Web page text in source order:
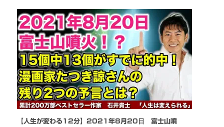
【人生が変わる12分】2021年8月20日 富士山噴